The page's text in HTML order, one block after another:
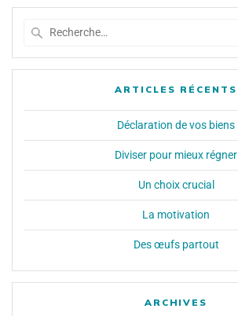
ARTICLES RÉCENTS
Déclaration de vos biens
Diviser pour mieux régner
Un choix crucial
La motivation
Des œufs partout
ARCHIVES